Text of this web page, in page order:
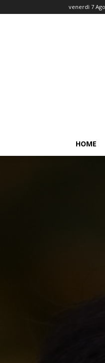
venerdì 7
HOME